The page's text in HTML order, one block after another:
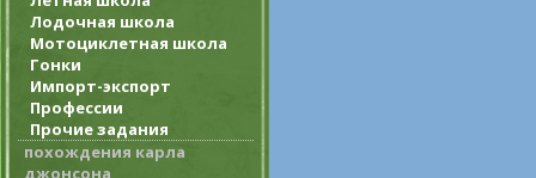
Лодочная школа
Мотоциклетная школа
Гонки
Импорт-экспорт
Профессии
Прочие задания
похождения карла
джонсона